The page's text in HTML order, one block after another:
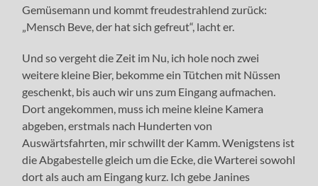
Gemüsemann und kommt freudestrahlend zurück:
„Mensch Beve, der hat sich gefreut“, lacht er.
Und so vergeht die Zeit im Nu, ich hole noch zwei
weitere kleine Bier, bekomme ein Tütchen mit Nüssen
geschenkt, bis auch wir uns zum Eingang aufmachen.
Dort angekommen, muss ich meine kleine Kamera
abgeben, erstmals nach Hunderten von
Auswärtsfahrten, mir schwillt der Kamm. Wenigstens ist
die Abgabestelle gleich um die Ecke, die Warterei sowohl
dort als auch am Eingang kurz. Ich gebe Janines